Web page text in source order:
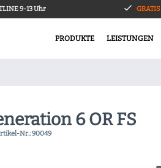
9-13 Uhr GRATIS
PRODUKTE LEISTUNGEN
6 OR FS
Nr.:90049